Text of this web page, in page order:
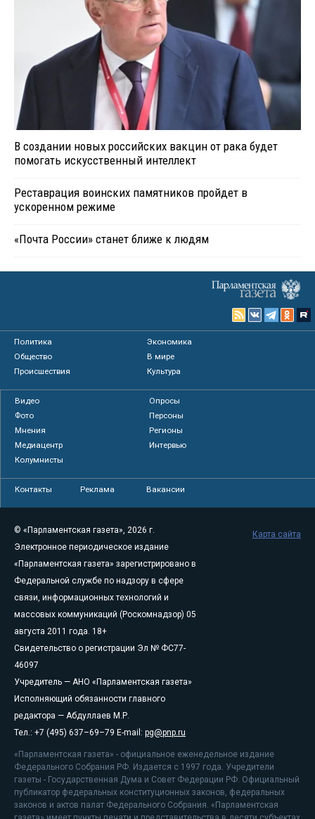
В создании новых российских вакцин от рака будет
помогать искусственный интеллект
Реставрация воинских памятников пройдет в
ускоренном режиме
«Почта России» станет ближе к людям
Политика
Экономика
Общество
В мире
Происшествия
Культура
Видео
Опросы
Фото
Персоны
Мнения
Регионы
Медиацентр
Интервью
Колумнисты
Контакты Реклама Вакансии
© «Парламентская газета», 2026 г.
Электронное периодическое издание
«Парламентская газета» зарегистрировано в
Федеральной службе по надзору в сфере
связи, информационных технологий и
массовых коммуникаций (Роскомнадзор) 05
августа 2011 года. 18+
Свидетельство о регистрации Эл № ФС77-
46097
Учредитель — АНО «Парламентская газета»
Исполняющий обязанности главного
редактора — Абдуллаев М.Р.
Тел.: +7 (495) 637–69–79 E-mail: pg@pnp.ru
«Парламентская газета» - официальное еженедельное издание
Федерального Собрания РФ. Издается с 1997 года. Учредители
газеты - Государственная Дума и Совет Федерации РФ. Официальный
публикатор федеральных конституционных законов, федеральных
законов и актов палат Федерального Собрания. «Парламентская
Карта сайта